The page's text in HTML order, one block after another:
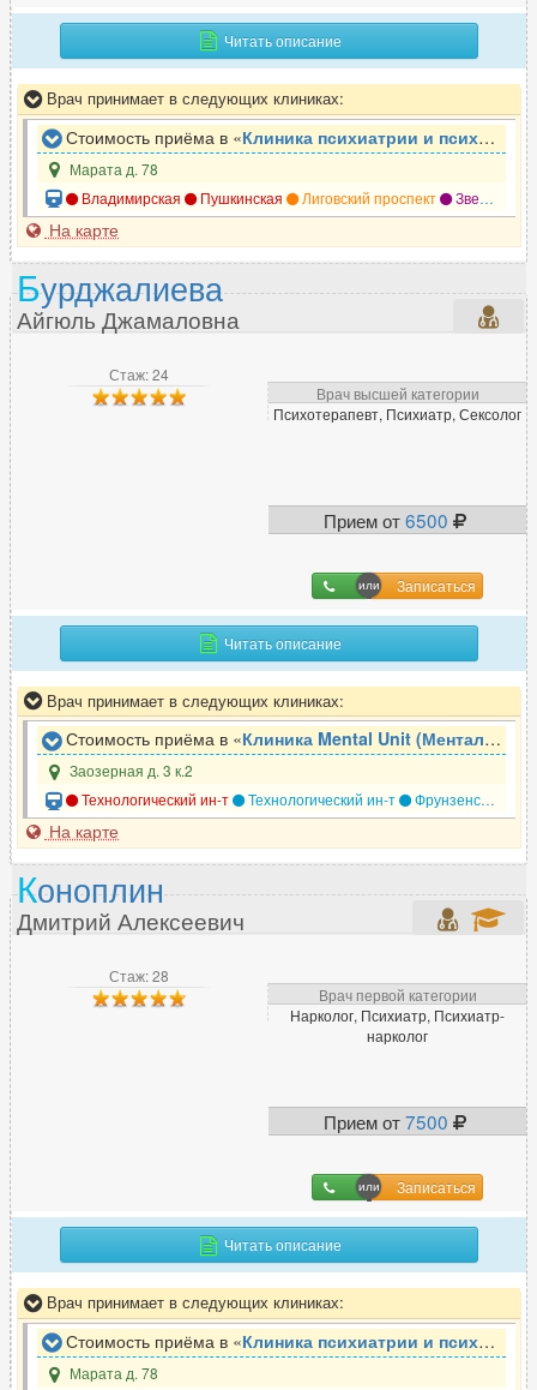
Читать описание
Врач принимает в следующих клиниках:
Стоимость приёма в «Клиника психиатрии и психотерапии Доктор САН
Марата д. 78
Владимирская
Пушкинская Лиговский проспект Звенигородская
На карте
Стаж: 24
Врач высшей категории
Психотерапевт, Психиатр, Сексолог
Прием от6500
Записаться
Бурджалиева
Айгюль Джамаловна
Читать описание
Врач принимает в следующих клиниках:
Стоимость приёма в «Клиника Mental Unit (Ментал Юнит)
Заозерная д. 3 к.2
Технологический ин-т
Технологический ин-т Фрунзенская
На карте
Стаж: 28
Врач первой категории
Нарколог, Психиатр, Психиатр-
нарколог
Прием от7500
Записаться
Коноплин
Дмитрий Алексеевич
Читать описание
Врач принимает в следующих клиниках:
Стоимость приёма в «Клиника психиатрии и психотерапии Доктор САН
Марата д. 78